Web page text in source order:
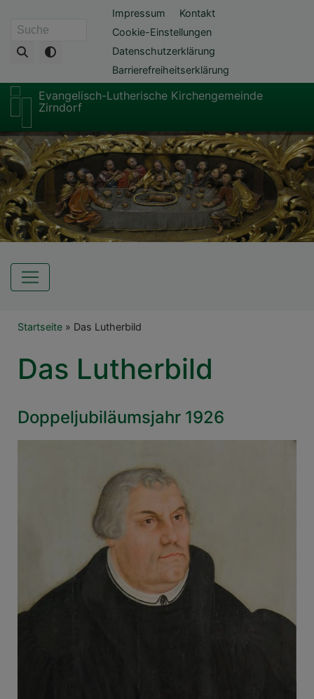
zum
Suche
Fußbereichsmenü
Impressum
Kontakt
Cookie-Einstellungen
Datenschutzerklärung
Barrierefreiheitserklärung
Evangelisch-Lutherische Kirchengemeinde
Zirndorf
Hauptnavigation
Breadcrumb
Startseite Das Lutherbild
Das Lutherbild
Doppeljubiläumsjahr 1926